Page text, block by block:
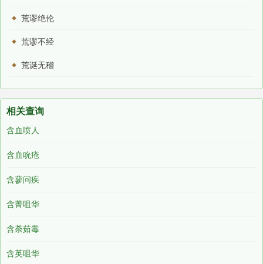
荒谬绝伦
荒谬不经
荒诞无稽
相关查询
含血喷人
含血吮疮
含蓼问疾
含菁咀华
含荼茹毒
含英咀华